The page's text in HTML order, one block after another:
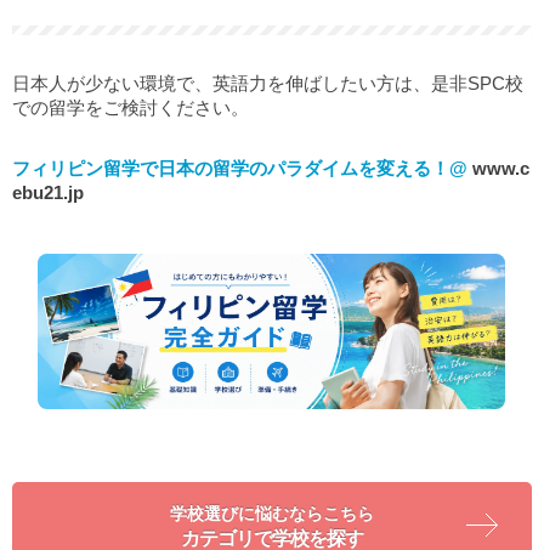
日本人が少ない環境で、英語力を伸ばしたい方は、是非SPC校
での留学をご検討ください。
フィリピン留学で日本の留学のパラダイムを変える！@ www.c
ebu21.jp
学校選びに悩むならこちら
カテゴリで学校を探す